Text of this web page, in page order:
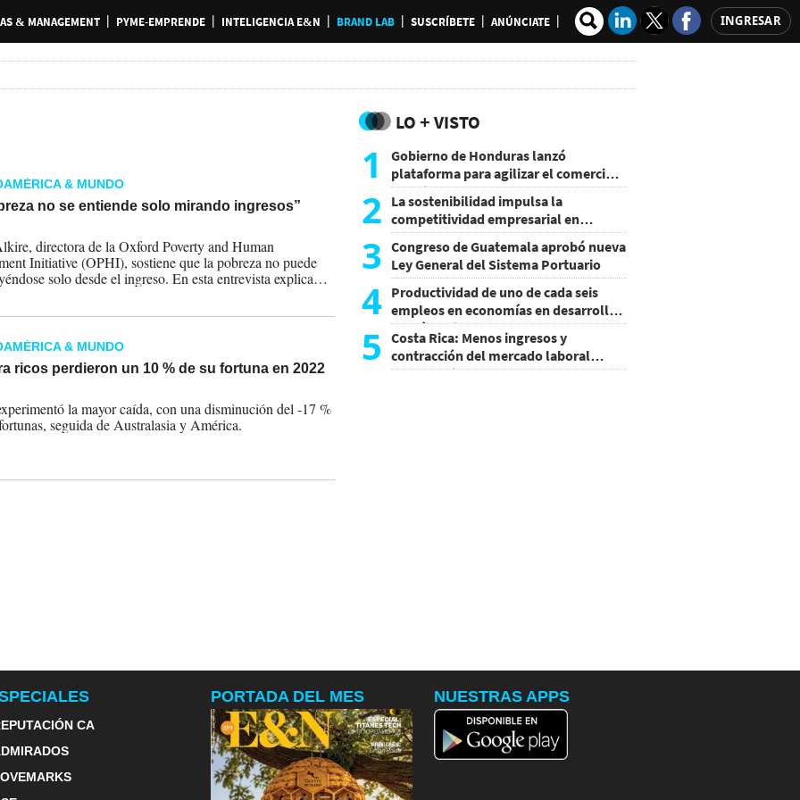
& MANAGEMENT PYME-EMPRENDE INTELIGENCIA E&N BRAND LAB SUSCRÍBETE ANÚNCIATE INGRESAR
& MUNDO
no se entiende solo mirando ingresos”
directora de la Oxford Poverty and Human
Initiative (OPHI), sostiene que la pobreza no puede
solo desde el ingreso. En esta entrevista explica
con más impacto.
& MUNDO
ricos perdieron un 10 % de su fortuna en 2022
la mayor caída, con una disminución del -17 %
seguida de Australasia y América.
LO + VISTO
1
Gobierno de Honduras lanzó
plataforma para agilizar el comercio
exterior
2 La sostenibilidad impulsa la
competitividad empresarial en
Guatemala
3 Congreso de Guatemala aprobó nueva
Ley General del Sistema Portuario
4 Productividad de uno de cada seis
empleos en economías en desarrollo
podría mejorar por la IA
5
Costa Rica: Menos ingresos y
contracción del mercado laboral
causan baja del consumo
CA
PORTADA DEL MES NUESTRAS APPS